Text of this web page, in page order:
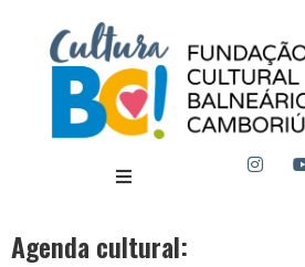
Agenda cultural: